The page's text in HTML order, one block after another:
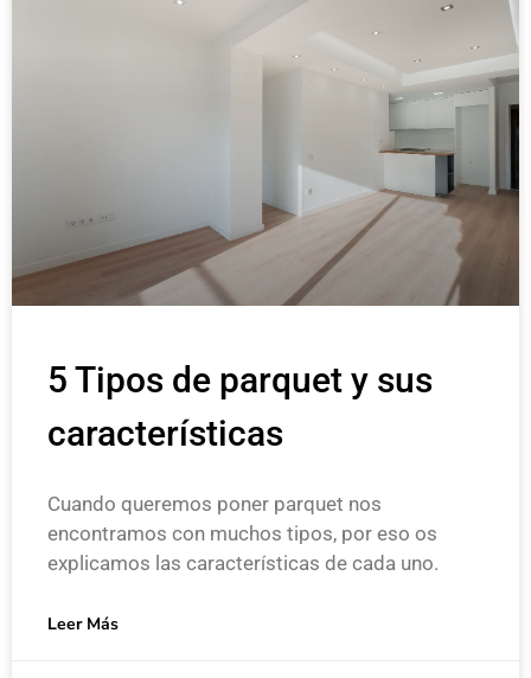
5 Tipos de parquet y sus
características
Cuando queremos poner parquet nos
encontramos con muchos tipos, por eso os
explicamos las características de cada uno.
Leer Más